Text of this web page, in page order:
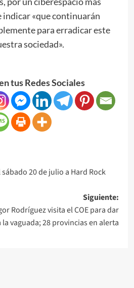
indicar «que continuarán
para erradicar este
sociedad».
tus Redes Sociales
20 de julio a Hard Rock
Siguiente:
Rodríguez visita el COE para dar
vaguada; 28 provincias en alerta